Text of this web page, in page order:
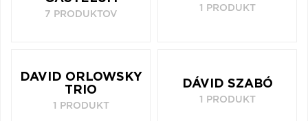
7 PRODUKTOV
1 PRODUKT
DAVID ORLOWSKY
TRIO
1 PRODUKT
DÁVID SZABÓ
1 PRODUKT